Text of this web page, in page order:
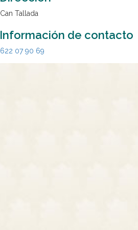
Can Tallada
Información de contacto
622 07 90 69